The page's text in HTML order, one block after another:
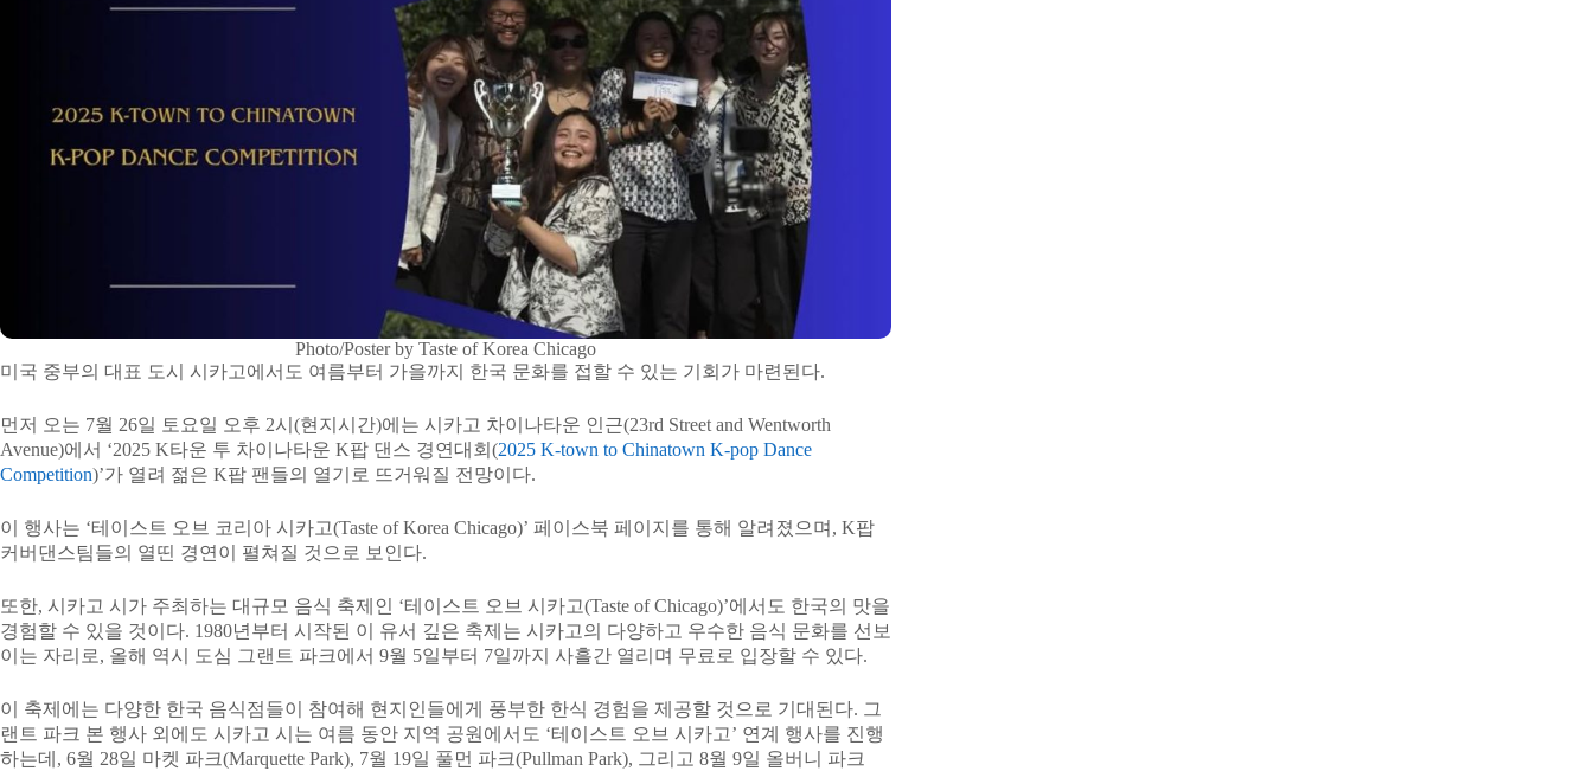
Photo/Poster by Taste of Korea Chicago
미국 중부의 대표 도시 시카고에서도 여름부터 가을까지 한국 문화를 접할 수 있는 기회가 마련된다.
먼저 오는 7월 26일 토요일 오후 2시(현지시간)에는 시카고 차이나타운 인근(23rd Street and Wentworth
Avenue)에서 ‘2025 K타운 투 차이나타운 K팝 댄스 경연대회(2025 K-town to Chinatown K-pop Dance
Competition)’가 열려 젊은 K팝 팬들의 열기로 뜨거워질 전망이다.
이 행사는 ‘테이스트 오브 코리아 시카고(Taste of Korea Chicago)’ 페이스북 페이지를 통해 알려졌으며, K팝
커버댄스팀들의 열띤 경연이 펼쳐질 것으로 보인다.
또한, 시카고 시가 주최하는 대규모 음식 축제인 ‘테이스트 오브 시카고(Taste of Chicago)’에서도 한국의 맛을
경험할 수 있을 것이다. 1980년부터 시작된 이 유서 깊은 축제는 시카고의 다양하고 우수한 음식 문화를 선보
이는 자리로, 올해 역시 도심 그랜트 파크에서 9월 5일부터 7일까지 사흘간 열리며 무료로 입장할 수 있다.
이 축제에는 다양한 한국 음식점들이 참여해 현지인들에게 풍부한 한식 경험을 제공할 것으로 기대된다. 그
랜트 파크 본 행사 외에도 시카고 시는 여름 동안 지역 공원에서도 ‘테이스트 오브 시카고’ 연계 행사를 진행
하는데, 6월 28일 마켓 파크(Marquette Park), 7월 19일 풀먼 파크(Pullman Park), 그리고 8월 9일 올버니 파크